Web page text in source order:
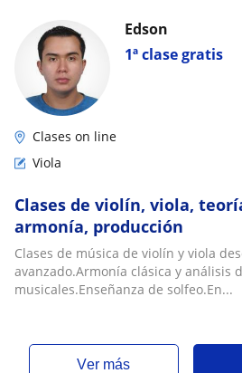
1ª clase gratis
Edson
Clases on line
Viola
Clases de violín, viola,
armonía, producción
Clases de música de violín y viola
avanzado.Armonía clásica y análisis
musicales.Enseñanza de solfeo.En...
ver más